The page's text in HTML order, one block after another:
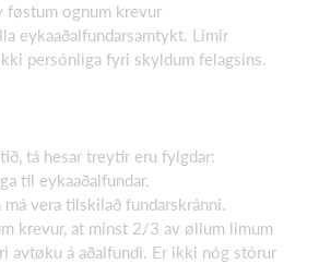
føstum ognum krevur
eykaaðalfundarsamtykt. Limir
persónliga fyri skyldum felagsins.
tá hesar treytir eru fylgdar:
til eykaaðalfundar.
vera tilskilað fundarskránni.
krevur, at minst 2/3 av øllum limum
avtøku á aðalfundi. Er ikki nóg stórur